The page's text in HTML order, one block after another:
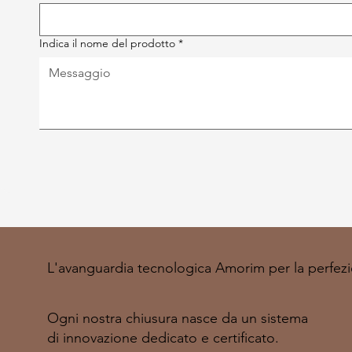
Indica il nome del prodotto *
L'avanguardia tecnologica Amorim per la
Ogni nostra chiusura nasce da un sistema
di innovazione dedicato e certificato.